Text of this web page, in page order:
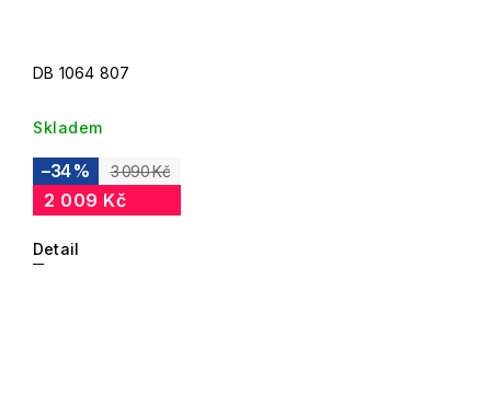
DB 1064 807
Skladem
3 090 Kč
–34 %
2 009 Kč
Detail